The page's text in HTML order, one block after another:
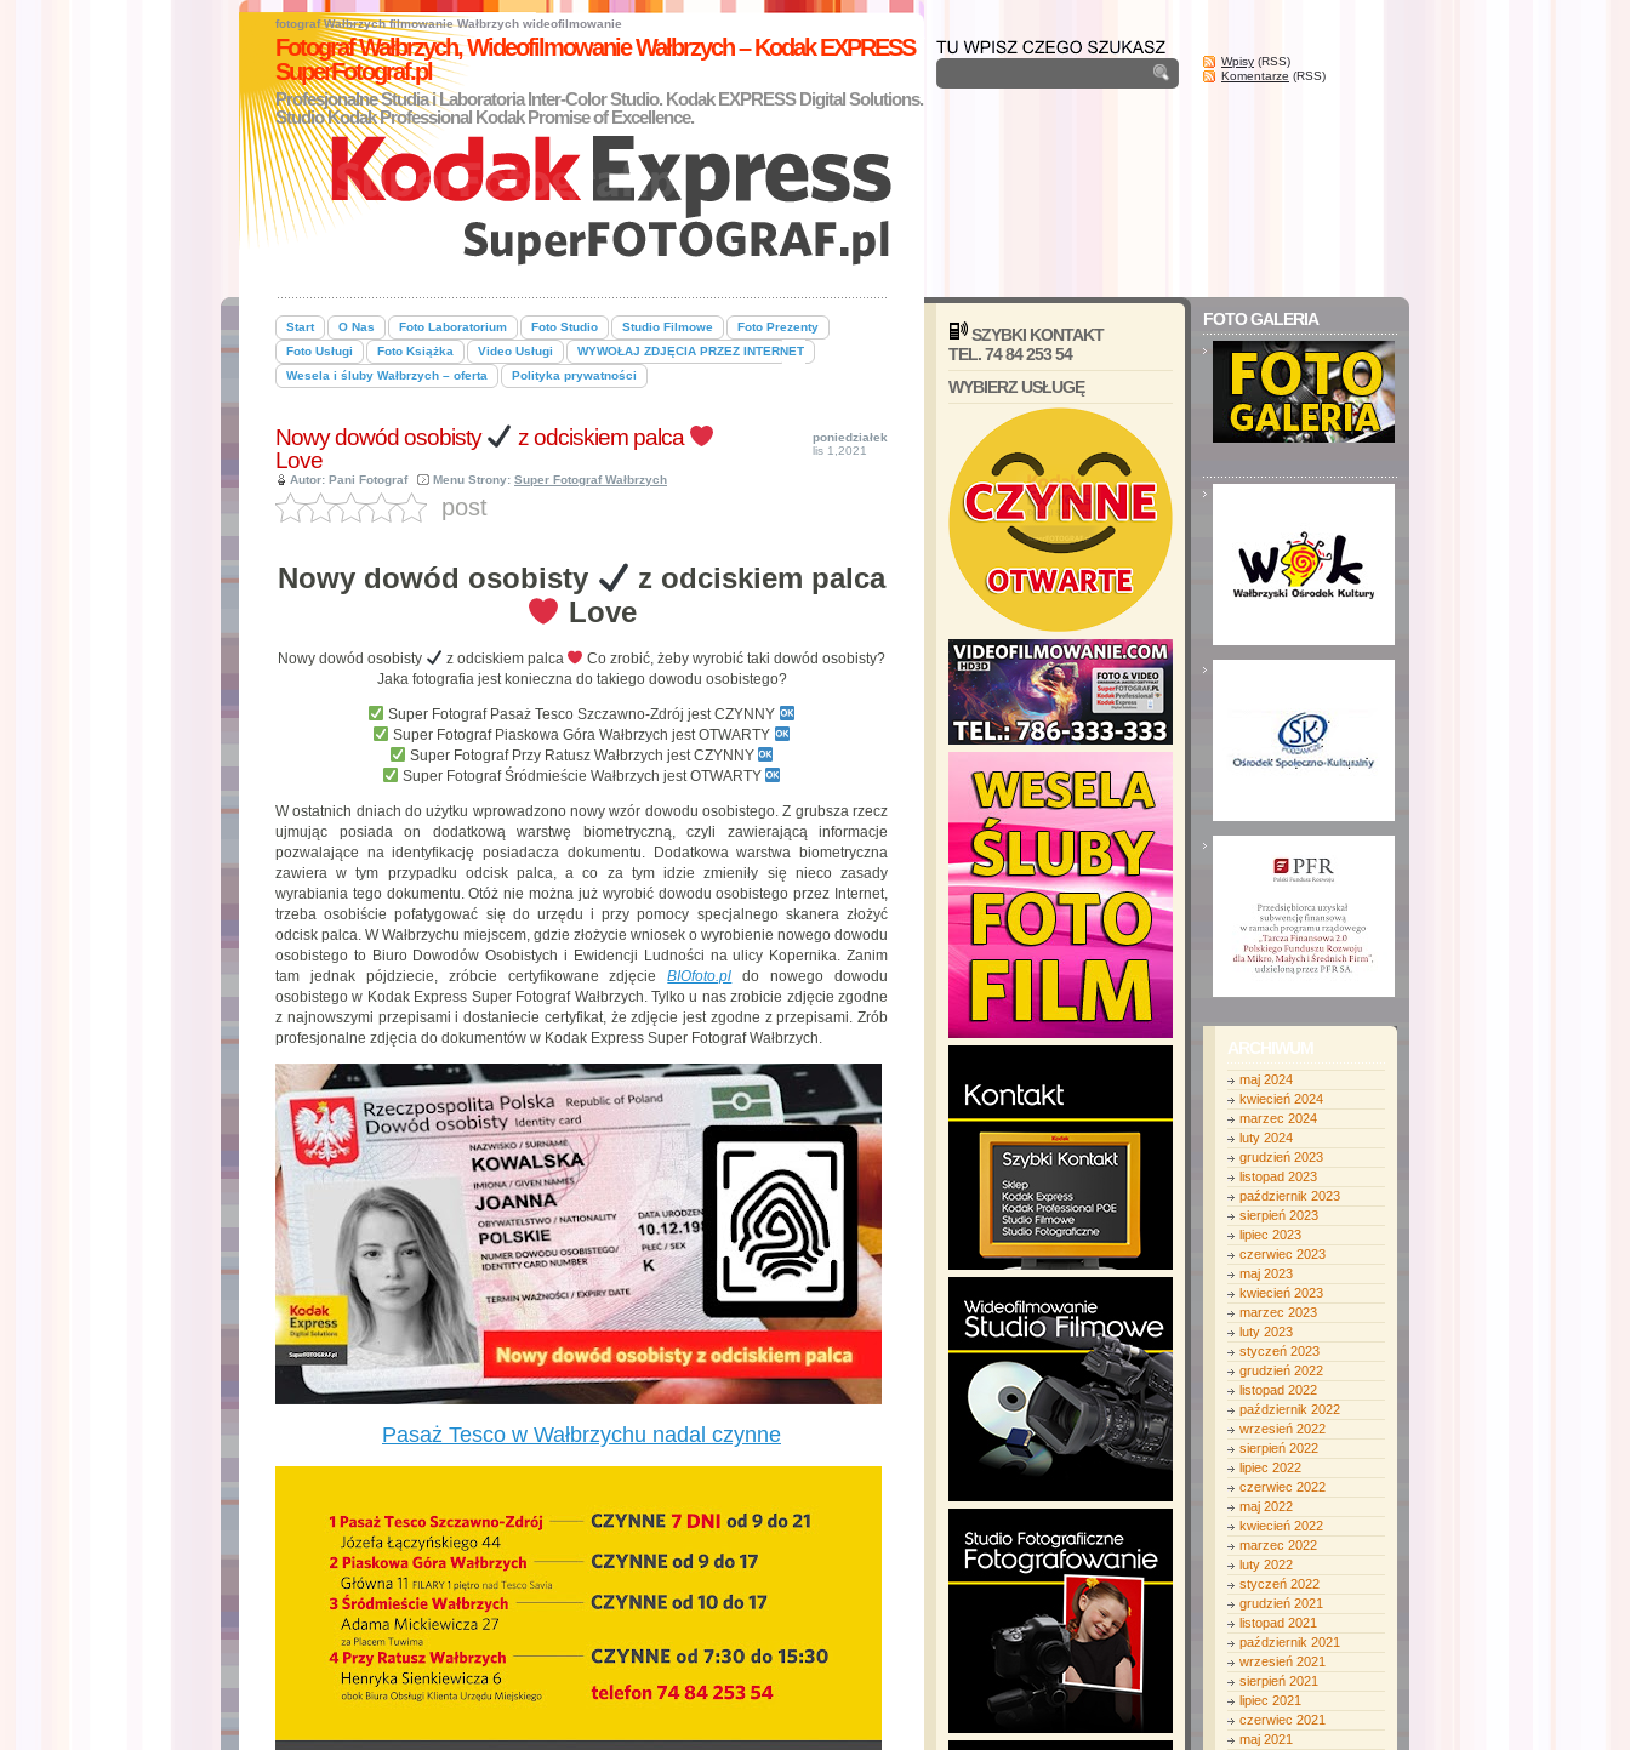
fotograf Wałbrzych filmowanie Wałbrzych wideofilmowanie
Fotograf Wałbrzych, Wideofilmowanie Wałbrzych – Kodak EXPRESS
SuperFotograf.pl
Profesjonalne Studia i Laboratoria Inter-Color Studio. Kodak EXPRESS Digital Solutions.
Studio Kodak Professional Kodak Promise of Excellence.
Wpisy (RSS)
Komentarze (RSS)
Start O Nas Foto Laboratorium Foto Studio Studio Filmowe
Foto Prezenty
Foto Usługi
Foto Książka Video Usługi
WYWOŁAJ ZDJĘCIA PRZEZ INTERNET
Wesela i śluby Wałbrzych – oferta
Polityka prywatności
Nowy dowód osobisty
z odciskiem palca
Love
Autor: Pani Fotograf Menu Strony: Super Fotograf Wałbrzych
poniedziałek
lis 1,2021
post
Nowy dowód osobisty
z odciskiem palca
Love
Nowy dowód osobisty z odciskiem palca
Co zrobić, żeby wyrobić taki dowód osobisty?
Jaka fotografia jest konieczna do takiego dowodu osobistego?
Super Fotograf Pasaż Tesco Szczawno-Zdrój jest CZYNNY
Super Fotograf Piaskowa Góra Wałbrzych jest OTWARTY
Super Fotograf Przy Ratusz Wałbrzych jest CZYNNY
Super Fotograf Śródmieście Wałbrzych jest OTWARTY
W ostatnich dniach do użytku wprowadzono nowy wzór dowodu osobistego. Z grubsza rzecz
ujmując posiada on dodatkową warstwę biometryczną, czyli zawierającą informacje
pozwalające na identyfikację posiadacza dokumentu. Dodatkowa warstwa biometryczna
zawiera w tym przypadku odcisk palca, a co za tym idzie zmieniły się nieco zasady
wyrabiania tego dokumentu. Otóż nie można już wyrobić dowodu osobistego przez Internet,
trzeba osobiście pofatygować się do urzędu i przy pomocy specjalnego skanera złożyć
odcisk palca. W Wałbrzychu miejscem, gdzie złożycie wniosek o wyrobienie nowego dowodu
osobistego to Biuro Dowodów Osobistych i Ewidencji Ludności na ulicy Kopernika. Zanim
tam jednak pójdziecie, zróbcie certyfikowane zdjęcieBIOfoto.pl do nowego dowodu
osobistego w Kodak Express Super Fotograf Wałbrzych. Tylko u nas zrobicie zdjęcie zgodne
z najnowszymi przepisami i dostaniecie certyfikat, że zdjęcie jest zgodne z przepisami. Zrób
profesjonalne zdjęcia do dokumentów w Kodak Express Super Fotograf Wałbrzych.
Pasaż Tesco w Wałbrzychu nadal czynne
SZYBKI KONTAKT
TEL. 74 84 253 54
WYBIERZ USŁUGĘ
FOTO GALERIA
ARCHIWUM
maj 2024
kwiecień 2024
marzec 2024
luty 2024
grudzień 2023
listopad 2023
październik 2023
sierpień 2023
lipiec 2023
czerwiec 2023
maj 2023
kwiecień 2023
marzec 2023
luty 2023
styczeń 2023
grudzień 2022
listopad 2022
październik 2022
wrzesień 2022
sierpień 2022
lipiec 2022
czerwiec 2022
maj 2022
kwiecień 2022
marzec 2022
luty 2022
styczeń 2022
grudzień 2021
listopad 2021
październik 2021
wrzesień 2021
sierpień 2021
lipiec 2021
czerwiec 2021
maj 2021